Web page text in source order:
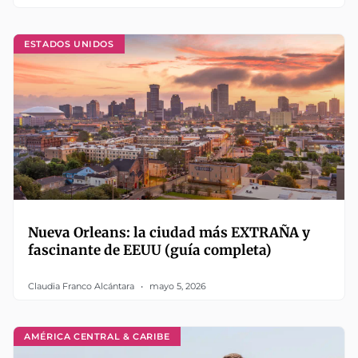
ESTADOS UNIDOS
Nueva Orleans: la ciudad más EXTRAÑA y
fascinante de EEUU (guía completa)
Claudia Franco Alcántara mayo 5, 2026
AMÉRICA CENTRAL & CARIBE